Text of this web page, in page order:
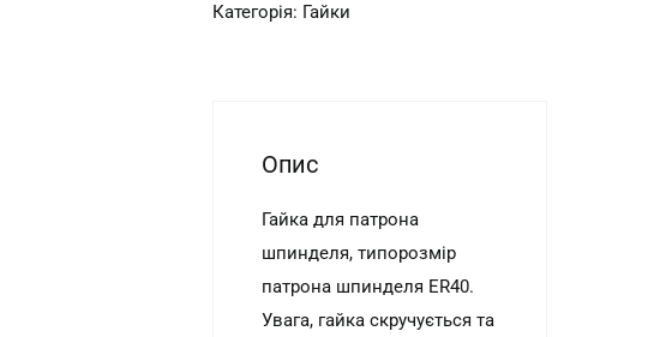
Категорія: Гайки
Опис
Гайка для патрона
шпинделя, типорозмір
патрона шпинделя ER40.
Увага, гайка скручується та